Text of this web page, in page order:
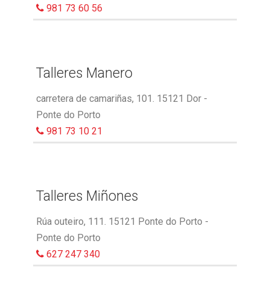
981 73 60 56
Talleres Manero
carretera de camariñas, 101. 15121 Dor -
Ponte do Porto
981 73 10 21
Talleres Miñones
Rúa outeiro, 111. 15121 Ponte do Porto -
Ponte do Porto
627 247 340